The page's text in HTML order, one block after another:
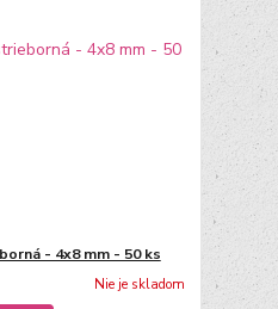
- 4x8 mm - 50 ks
Nie je skladom